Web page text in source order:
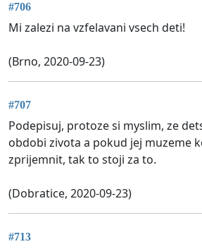
#706
Mi zalezi na vzfelavani vsech deti!
(Brno, 2020-09-23)
#707
Podepisuj, protoze si myslim, ze
obdobi zivota a pokud jej muzeme
zprijemnit, tak to stoji za to.
(Dobratice, 2020-09-23)
#713